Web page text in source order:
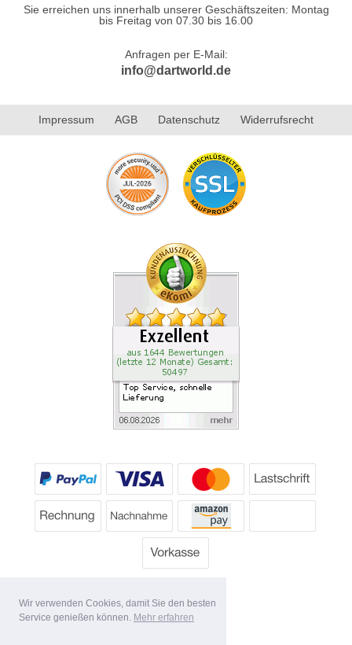
Wir verwenden Cookies, damit Sie den besten
Service genießen können. Mehr erfahren
Sie erreichen uns innerhalb unserer Geschäftszeiten: Montag
bis Freitag von 07.30 bis 16.00
Anfragen per E-Mail:
info@dartworld.de
Impressum AGB Datenschutz Widerrufsrecht